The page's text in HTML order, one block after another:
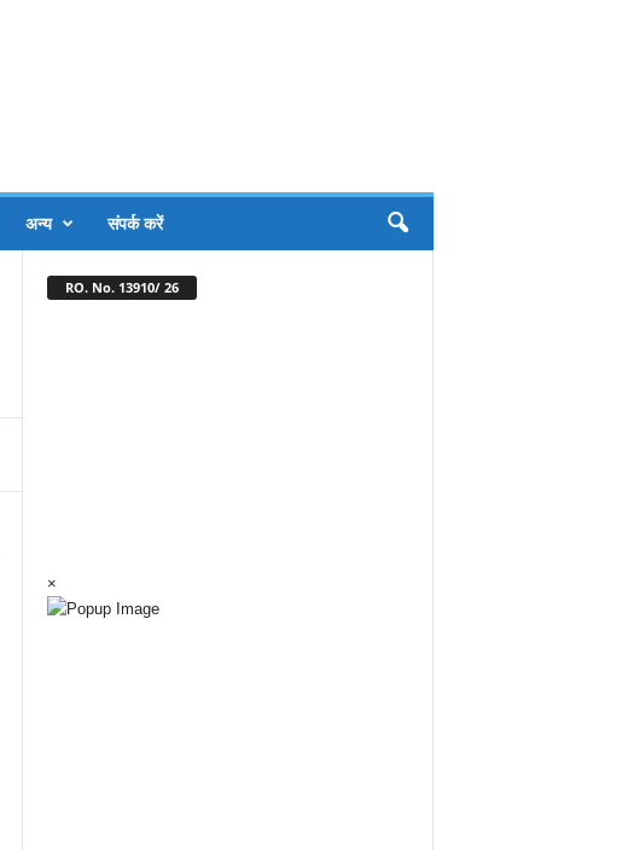
अन्य संपर्क करें
RO. No. 13910/ 26
×